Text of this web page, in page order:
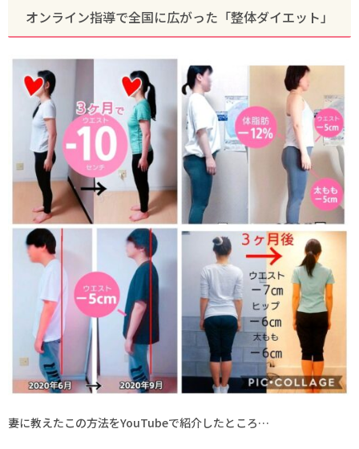
オンライン指導で全国に広がった「整体ダイエット」
妻に教えたこの方法をYouTubeで紹介したところ…